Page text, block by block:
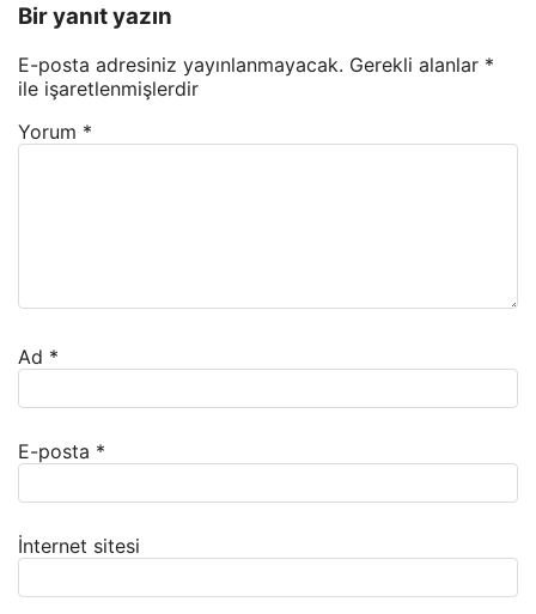
Bir yanıt yazın
E-posta adresiniz yayınlanmayacak. Gerekli alanlar *
ile işaretlenmişlerdir
Yorum *
Ad *
E-posta *
İnternet sitesi